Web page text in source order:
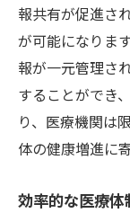
報共有が促進さ
が可能になりま
報が一元管理さ
することができ
り、医療機関は
体の健康増進に
効率的な医療